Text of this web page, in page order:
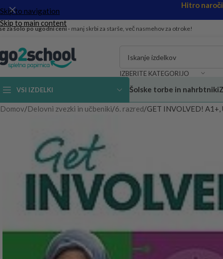
Skip to navigation
Skip to main content
Hitro
za šolo po ugodni ceni - manj skrbi za starše, več nasmehov za otroke!
IZBERITE KATEGORIJO
VSI IZDELKI Šolske torbe in nahrbtniki
Domov Delovni zvezki in učbeniki 6. razred GET INVOLVED! A1+,